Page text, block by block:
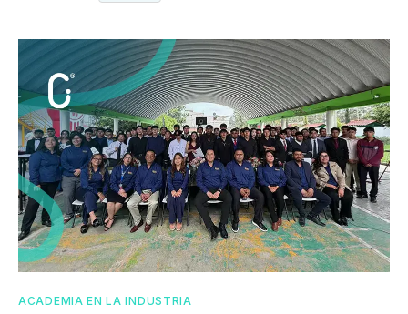
ACADEMIA EN LA INDUSTRIA